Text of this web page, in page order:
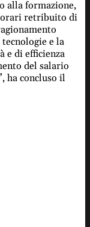
alla formazione,
retribuito di
e la
e di efficienza
del salario
ha concluso il